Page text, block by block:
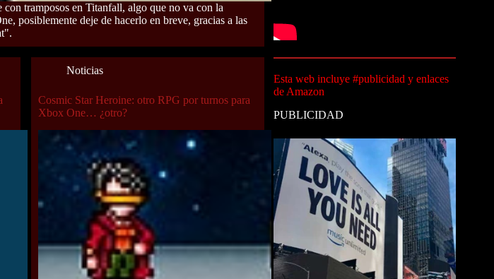
con tramposos en Titanfall, algo que no va con la
posiblemente deje de hacerlo en breve, gracias a las
Noticias
Cosmic Star Heroine: otro RPG por turnos para
Xbox One… ¿otro?
Esta web incluye #publicidad y enlaces
de Amazon
PUBLICIDAD